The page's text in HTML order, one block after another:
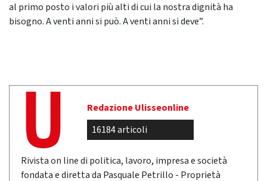
al primo posto i valori più alti di cui la nostra dignità ha
bisogno. A venti anni si può. A venti anni si deve”.
Redazione Ulisseonline
16184 articoli
Rivista on line di politica, lavoro, impresa e società
fondata e diretta da Pasquale Petrillo - Proprietà